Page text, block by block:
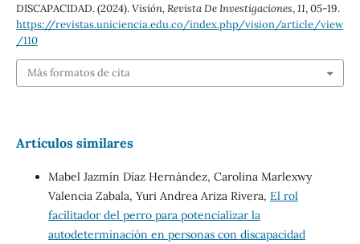
DISCAPACIDAD. (2024).Visión, Revista De Investigaciones,11, 05-19.
https://revistas.uniciencia.edu.co/index.php/vision/article/view
/110
Más formatos de cita
Artículos similares
Mabel Jazmín Díaz Hernández, Carolina Marlexwy
Valencia Zabala, Yuri Andrea Ariza Rivera, El rol
facilitador del perro para potencializar la
autodeterminación en personas con discapacidad